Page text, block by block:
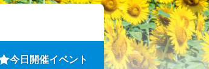
今日開催イベント